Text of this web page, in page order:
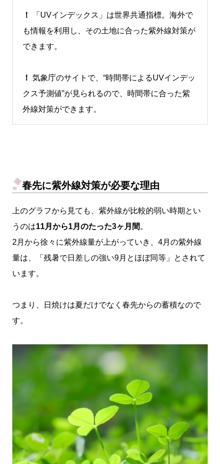
！
「UVインデックス」は世界共通指標。海外で
も情報を利用し、その土地に合った紫外線対策が
できます。
！ 気象庁のサイトで、“時間帯によるUVインデッ
クス予測値”が見られるので、時間帯に合った紫
外線対策ができます。
春先に紫外線対策が必要な理由
上のグラフから見ても、紫外線が比較的弱い時期とい
うのは11月から1月のたった3ヶ月間 。
2月から徐々に紫外線量が上がっていき、4月の紫外線
量は、「残暑で日差しの強い9月とほぼ同等」とされて
います。
つまり、日焼けは夏だけでなく春先からの蓄積なので
す。